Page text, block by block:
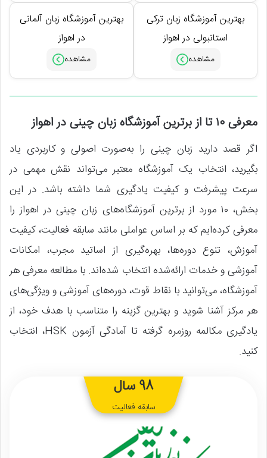
بهترین آموزشگاه زبان ترکی
استانبولی در اهواز
بهترین آموزشگاه زبان آلمانی
در اهواز
معرفی ۱۰ تا از برترین آموزشگاه زبان چینی در اهواز
اگر قصد دارید زبان چینی را به‌صورت اصولی و کاربردی یاد
بگیرید، انتخاب یک آموزشگاه معتبر می‌تواند نقش مهمی در
سرعت پیشرفت و کیفیت یادگیری شما داشته باشد. در این
بخش، ۱۰ مورد از برترین آموزشگاه‌های زبان چینی در اهواز را
معرفی کرده‌ایم که بر اساس عواملی مانند سابقه فعالیت، کیفیت
آموزش، تنوع دوره‌ها، بهره‌گیری از اساتید مجرب، امکانات
آموزشی و خدمات ارائه‌شده انتخاب شده‌اند. با مطالعه معرفی هر
آموزشگاه، می‌توانید با نقاط قوت، دوره‌های آموزشی و ویژگی‌های
هر مرکز آشنا شوید و بهترین گزینه را متناسب با هدف خود، از
یادگیری مکالمه روزمره گرفته تا آمادگی آزمون HSK، انتخاب
کنید.
98 سال
سابقه فعالیت